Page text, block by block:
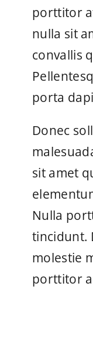
porttitor
nulla sit
convallis
porta
Donec
sit amet
Nulla
tincidunt.
molestie
porttitor